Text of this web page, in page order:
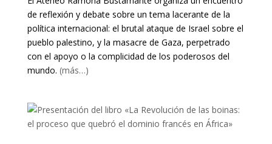
de reflexión y debate sobre un tema lacerante de la
política internacional: el brutal ataque de Israel sobre el
pueblo palestino, y la masacre de Gaza, perpetrado
con el apoyo o la complicidad de los poderosos del
mundo. (más…)